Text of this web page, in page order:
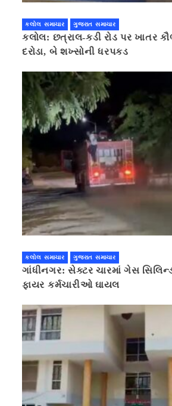
કલોલ સમાચાર ગુજરાત સમાચાર
કલોલ: છત્રાલ-કડી રોડ પર ખાતર
દરોડા, બે શખ્સોની ધરપકડ
કલોલ સમાચાર ગુજરાત સમાચાર
ગાંધીનગર: સેક્ટર ચારમાં ગેસ
ફાયર કર્મચારીઓ ઘાયલ